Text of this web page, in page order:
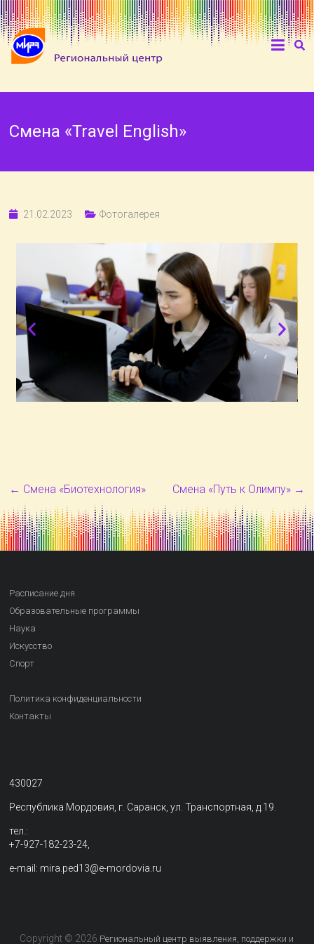
Смена «Travel English»
21.02.2023 Фотогалерея
← Смена «Биотехнология» Смена «Путь к Олимпу» →
Расписание дня
Образовательные программы
Наука
Искусство
Спорт
Политика конфиденциальности
Контакты
430027
Республика Мордовия, г. Саранск, ул. Транспортная, д.19.
тел.:
+7-927-182-23-24,
e-mail: mira.ped13@e-mordovia.ru
Copyright © 2026 Региональный центр выявления, поддержки и